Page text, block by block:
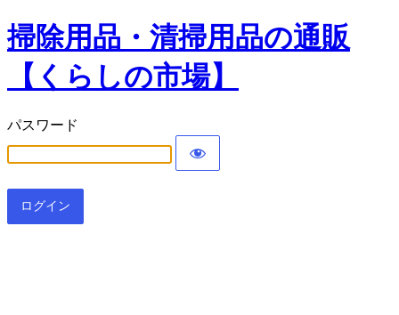
掃除用品・清掃用品の通販
【くらしの市場】
パスワード